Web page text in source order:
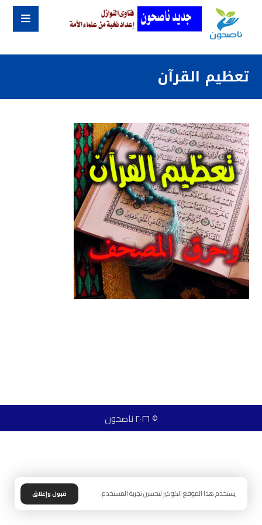
تعظيم القرآن
© ٢٠٢٦ ناصحون
يستخدم هذا الموقع الكوكيز لتحسين تجربة المستخدم. قبول وإغلاق